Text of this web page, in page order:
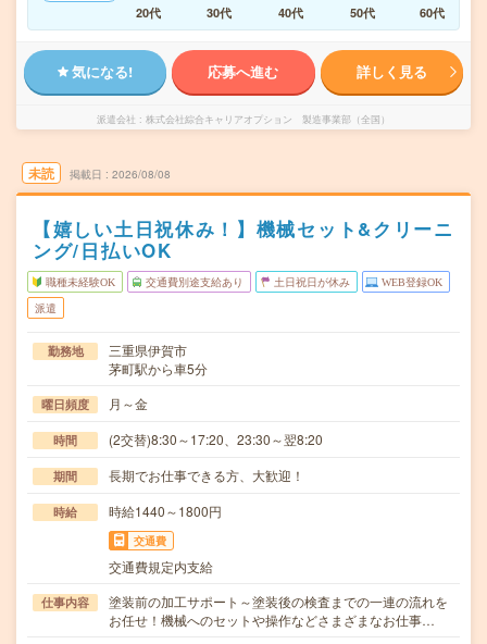
20代
30代 40代 50代 60代
気になる! 応募へ進む 詳しく見る
派遣会社 株式会社綜合キャリアオプション 製造事業部（全国）
未読 掲載日 2026/08/08
【嬉しい土日祝休み！】機械セット&クリーニ
ング/日払いOK
職種未経験OK 交通費別途支給あり 土日祝日が休み WEB登録OK
派遣
勤務地
三重県伊賀市
茅町駅から車5分
曜日頻度 月～金
時間 (2交替)8:30～17:20、23:30～翌8:20
期間 長期でお仕事できる方、大歓迎！
時給 時給1440～1800円
交通費
交通費規定内支給
仕事内容
塗装前の加工サポート～塗装後の検査までの一連の流れを
お任せ！機械へのセットや操作などさまざまなお仕事…